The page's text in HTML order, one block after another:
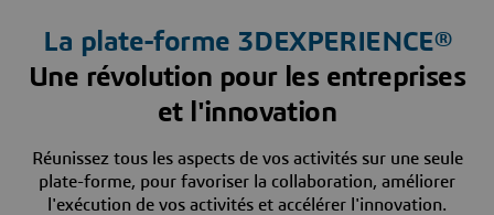
La plate-forme 3DEXPERIENCE®
Une révolution pour les entreprises
et l'innovation
Réunissez tous les aspects de vos activités sur une seule
plate-forme, pour favoriser la collaboration, améliorer
l'exécution de vos activités et accélérer l'innovation.